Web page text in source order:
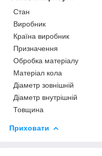
Стан
Виробник
Країна виробник
Призначення
Обробка матеріалу
Матеріал кола
Діаметр зовнішній
Діаметр внутрішній
Товщина
Приховати